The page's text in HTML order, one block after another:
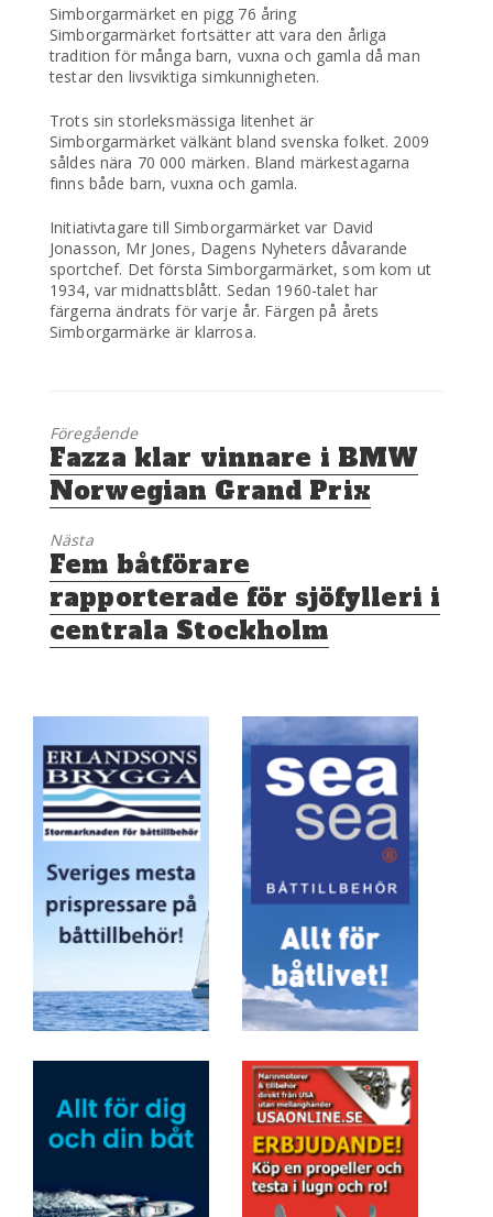
Simborgarmärket en pigg 76 åring
Simborgarmärket fortsätter att vara den årliga
tradition för många barn, vuxna och gamla då man
testar den livsviktiga simkunnigheten.
Trots sin storleksmässiga litenhet är
Simborgarmärket välkänt bland svenska folket. 2009
såldes nära 70 000 märken. Bland märkestagarna
finns både barn, vuxna och gamla.
Initiativtagare till Simborgarmärket var David
Jonasson, Mr Jones, Dagens Nyheters dåvarande
sportchef. Det första Simborgarmärket, som kom ut
1934, var midnattsblått. Sedan 1960-talet har
färgerna ändrats för varje år. Färgen på årets
Simborgarmärke är klarrosa.
Föregående
Föregående
inlägg:
Fazza klar vinnare i BMW
Norwegian Grand Prix
Nästa
Nästa
inlägg:
Fem båtförare
rapporterade för sjöfylleri i
centrala Stockholm